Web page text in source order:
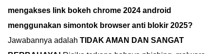
mengakses link bokeh chrome 2024 android
menggunakan simontok browser anti blokir 2025?
Jawabannya adalah TIDAK AMAN DAN SANGAT